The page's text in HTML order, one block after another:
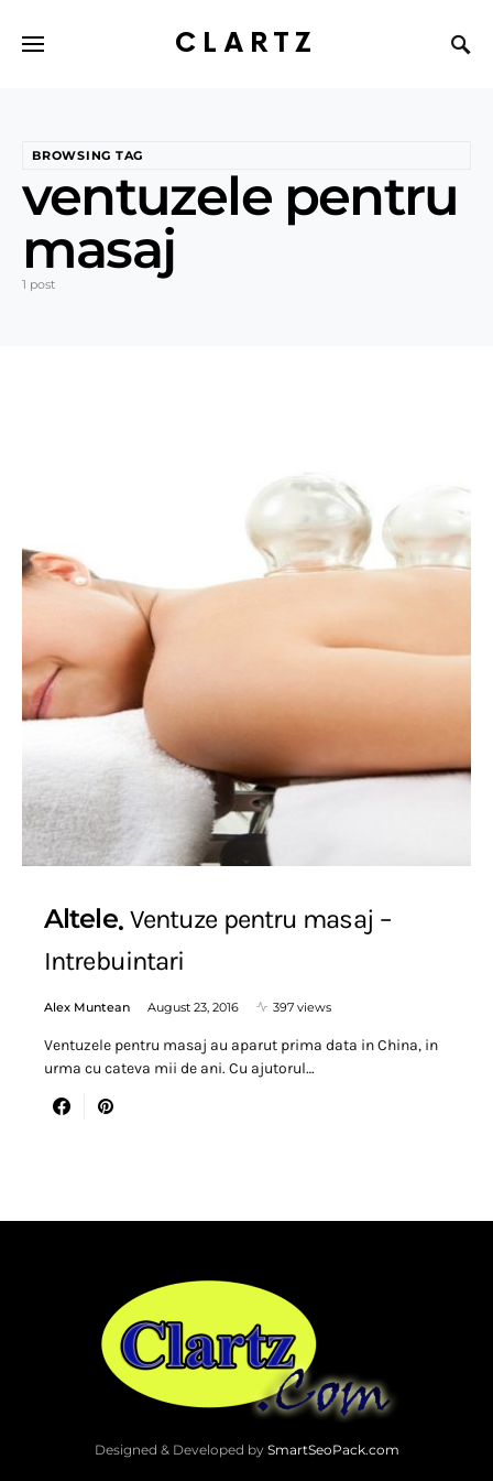
CLARTZ
BROWSING TAG
ventuzele pentru
masaj
1 post
Altele Ventuze pentru masaj –
Intrebuintari
Alex Muntean August 23, 2016 397 views
Ventuzele pentru masaj au aparut prima data in China, in
urma cu cateva mii de ani. Cu ajutorul…
Designed & Developed by SmartSeoPack.com